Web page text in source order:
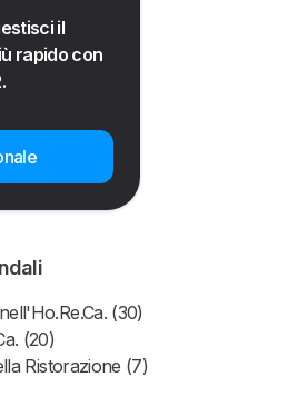
il
rapido con
(30)
(20)
Ristorazione (7)